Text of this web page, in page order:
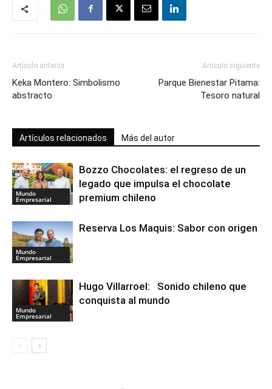
Artículo anterior
Keka Montero: Simbolismo
abstracto
Artículo siguiente
Parque Bienestar Pitama:
Tesoro natural
Artículos relacionados Más del autor
Mundo
Empresarial
Bozzo Chocolates: el regreso de un
legado que impulsa el chocolate
premium chileno
Mundo
Empresarial
Reserva Los Maquis: Sabor con origen
Mundo
Empresarial
Hugo Villarroel: Sonido chileno que
conquista al mundo